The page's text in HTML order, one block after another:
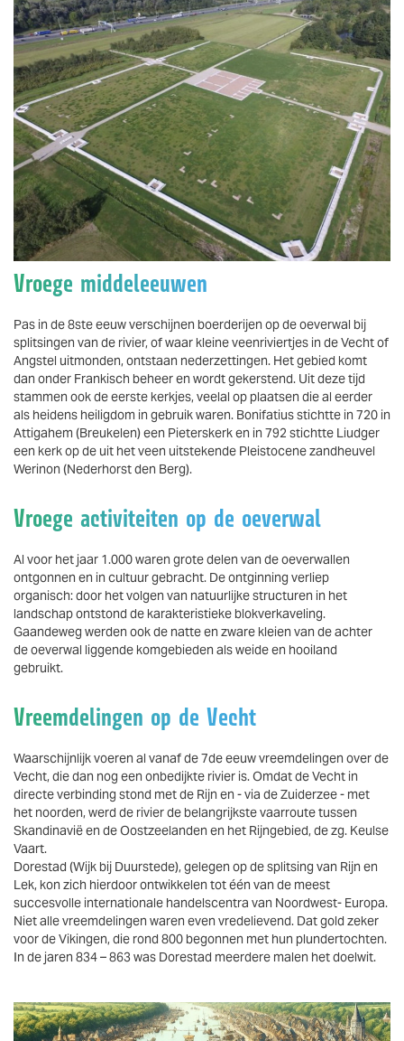
Vergroten
Vroege middeleeuwen
Pas in de 8ste eeuw verschijnen boerderijen op de oeverwal bij
splitsingen van de rivier, of waar kleine veenriviertjes in de Vecht of
Angstel uitmonden, ontstaan nederzettingen. Het gebied komt
dan onder Frankisch beheer en wordt gekerstend. Uit deze tijd
stammen ook de eerste kerkjes, veelal op plaatsen die al eerder
als heidens heiligdom in gebruik waren. Bonifatius stichtte in 720 in
Attigahem (Breukelen) een Pieterskerk en in 792 stichtte Liudger
een kerk op de uit het veen uitstekende Pleistocene zandheuvel
Werinon (Nederhorst den Berg).
Vroege activiteiten op de oeverwal
Al voor het jaar 1.000 waren grote delen van de oeverwallen
ontgonnen en in cultuur gebracht. De ontginning verliep
organisch: door het volgen van natuurlijke structuren in het
landschap ontstond de karakteristieke blokverkaveling.
Gaandeweg werden ook de natte en zware kleien van de achter
de oeverwal liggende komgebieden als weide en hooiland
gebruikt.
Vreemdelingen op de Vecht
Waarschijnlijk voeren al vanaf de 7de eeuw vreemdelingen over de
Vecht, die dan nog een onbedijkte rivier is. Omdat de Vecht in
directe verbinding stond met de Rijn en - via de Zuiderzee - met
het noorden, werd de rivier de belangrijkste vaarroute tussen
Skandinavië en de Oostzeelanden en het Rijngebied, de zg. Keulse
Vaart.
Dorestad (Wijk bij Duurstede), gelegen op de splitsing van Rijn en
Lek, kon zich hierdoor ontwikkelen tot één van de meest
succesvolle internationale handelscentra van Noordwest- Europa.
Niet alle vreemdelingen waren even vredelievend. Dat gold zeker
voor de Vikingen, die rond 800 begonnen met hun plundertochten.
In de jaren 834 – 863 was Dorestad meerdere malen het doelwit.